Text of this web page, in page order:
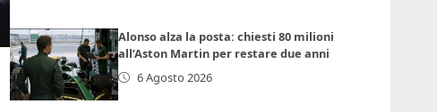
Alonso alza la posta: chiesti 80 milioni
all’Aston Martin per restare due anni
6 Agosto 2026